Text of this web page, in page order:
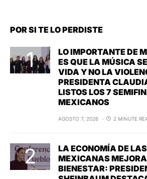
POR SI TE LO PERDISTE
LO IMPORTANTE DE
ES QUE LA MÚSICA
VIDA Y NO LA
PRESIDENTA
LISTOS LOS 7
MEXICANOS
AGOSTO 7, 2026 2 MINUTE
LA ECONOMÍA DE
MEXICANAS
BIENESTAR: